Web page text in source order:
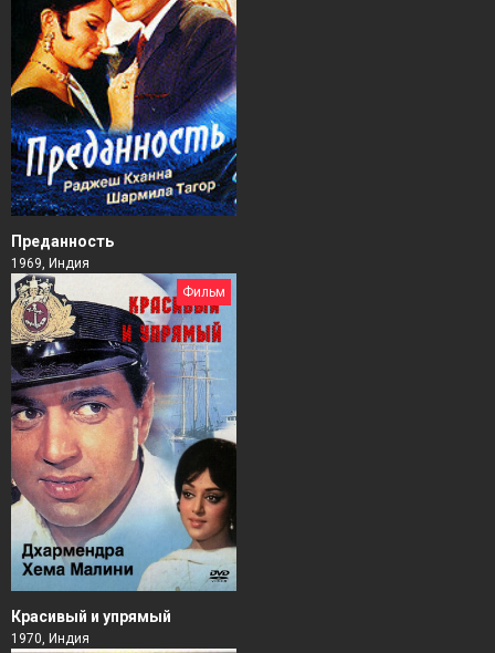
Преданность
1969, Индия
Фильм
Красивый и упрямый
1970, Индия